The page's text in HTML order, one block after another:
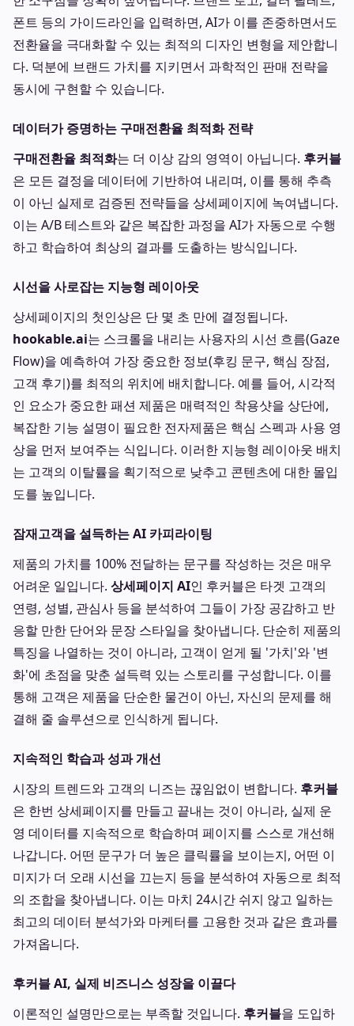
폰트 등의 가이드라인을 입력하면, AI가 이를 존중하면서도
전환율을 극대화할 수 있는 최적의 디자인 변형을 제안합니
다. 덕분에 브랜드 가치를 지키면서 과학적인 판매 전략을
동시에 구현할 수 있습니다.
데이터가 증명하는 구매전환율 최적화 전략
구매전환율 최적화는 더 이상 감의 영역이 아닙니다. 후커블
은 모든 결정을 데이터에 기반하여 내리며, 이를 통해 추측
이 아닌 실제로 검증된 전략들을 상세페이지에 녹여냅니다.
이는 A/B 테스트와 같은 복잡한 과정을 AI가 자동으로 수행
하고 학습하여 최상의 결과를 도출하는 방식입니다.
시선을 사로잡는 지능형 레이아웃
상세페이지의 첫인상은 단 몇 초 만에 결정됩니다.
hookable.ai는 스크롤을 내리는 사용자의 시선 흐름(Gaze
Flow)을 예측하여 가장 중요한 정보(후킹 문구, 핵심 장점,
고객 후기)를 최적의 위치에 배치합니다. 예를 들어, 시각적
인 요소가 중요한 패션 제품은 매력적인 착용샷을 상단에,
복잡한 기능 설명이 필요한 전자제품은 핵심 스펙과 사용 영
상을 먼저 보여주는 식입니다. 이러한 지능형 레이아웃 배치
는 고객의 이탈률을 획기적으로 낮추고 콘텐츠에 대한 몰입
도를 높입니다.
잠재고객을 설득하는 AI 카피라이팅
제품의 가치를 100% 전달하는 문구를 작성하는 것은 매우
어려운 일입니다. 상세페이지 AI인 후커블은 타겟 고객의
연령, 성별, 관심사 등을 분석하여 그들이 가장 공감하고 반
응할 만한 단어와 문장 스타일을 찾아냅니다. 단순히 제품의
특징을 나열하는 것이 아니라, 고객이 얻게 될 '가치'와 '변
화'에 초점을 맞춘 설득력 있는 스토리를 구성합니다. 이를
통해 고객은 제품을 단순한 물건이 아닌, 자신의 문제를 해
결해 줄 솔루션으로 인식하게 됩니다.
지속적인 학습과 성과 개선
시장의 트렌드와 고객의 니즈는 끊임없이 변합니다. 후커블
은 한번 상세페이지를 만들고 끝내는 것이 아니라, 실제 운
영 데이터를 지속적으로 학습하며 페이지를 스스로 개선해
나갑니다. 어떤 문구가 더 높은 클릭률을 보이는지, 어떤 이
미지가 더 오래 시선을 끄는지 등을 분석하여 자동으로 최적
의 조합을 찾아냅니다. 이는 마치 24시간 쉬지 않고 일하는
최고의 데이터 분석가와 마케터를 고용한 것과 같은 효과를
가져옵니다.
후커블 AI, 실제 비즈니스 성장을 이끌다
이론적인 설명만으로는 부족할 것입니다. 후커블을 도입하